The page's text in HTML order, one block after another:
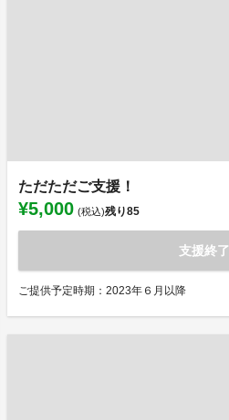
ただただご支援！
¥5,000 (税込)残り85
支援終了
ご提供予定時期：2023年６月以降